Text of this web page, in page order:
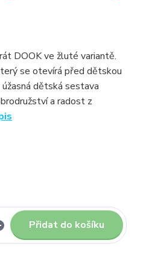
DOOK ve žluté variantě.
se otevírá před dětskou
dětská sestava
a radost z
Přidat do košíku